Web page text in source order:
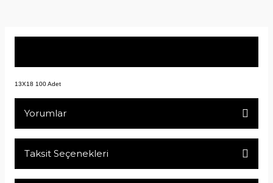
13X18 100 Adet
Yorumlar
Taksit Seçenekleri